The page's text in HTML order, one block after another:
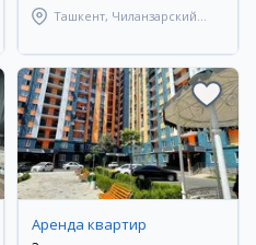
Ташкент, Чиланзарский
Аренда квартир